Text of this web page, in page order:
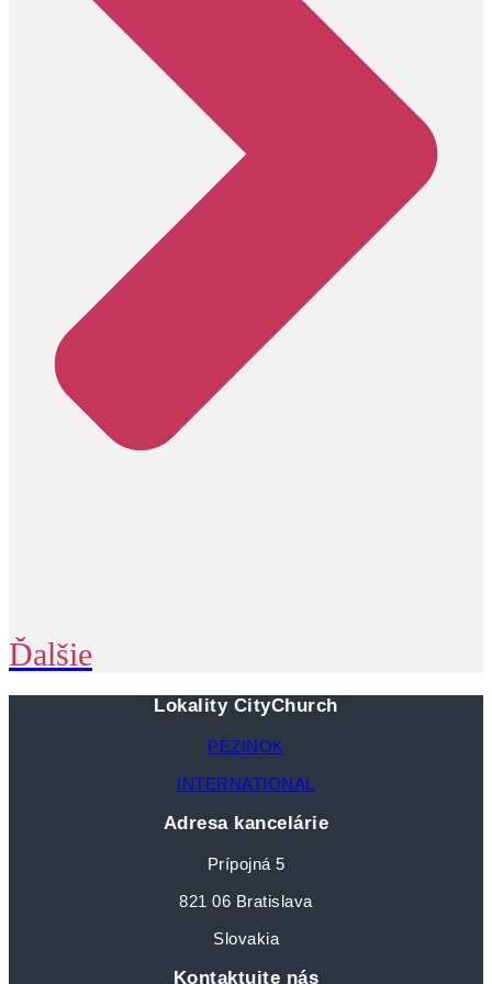
Ďalšie
Lokality CityChurch
PEZINOK
INTERNATIONAL
Adresa kancelárie
Prípojná 5
821 06 Bratislava
Slovakia
Kontaktujte nás